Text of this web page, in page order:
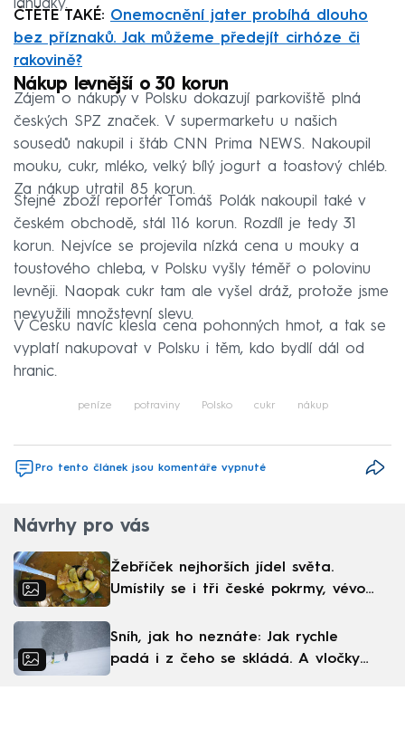
lahůdky.
ČTĚTE TAKÉ: Onemocnění jater probíhá dlouho
bez příznaků. Jak můžeme předejít cirhóze či
rakovině?
Nákup levnější o 30 korun
Zájem o nákupy v Polsku dokazují parkoviště plná
českých SPZ značek. V supermarketu u našich
sousedů nakupil i štáb CNN Prima NEWS. Nakoupil
mouku, cukr, mléko, velký bílý jogurt a toastový chléb.
Za nákup utratil 85 korun.
Stejné zboží reportér Tomáš Polák nakoupil také v
českém obchodě, stál 116 korun. Rozdíl je tedy 31
korun. Nejvíce se projevila nízká cena u mouky a
toustového chleba, v Polsku vyšly téměř o polovinu
levněji. Naopak cukr tam ale vyšel dráž, protože jsme
nevyužili množstevní slevu.
V Česku navíc klesla cena pohonných hmot, a tak se
vyplatí nakupovat v Polsku i těm, kdo bydlí dál od
hranic.
peníze potraviny Polsko cukr nákup
Pro tento článek jsou komentáře vypnuté
Návrhy pro vás
Žebříček nejhorších jídel světa.
Umístily se i tři české pokrmy, vévodí
Sníh, jak ho neznáte: Jak rychle
padá i z čeho se skládá. A vločky